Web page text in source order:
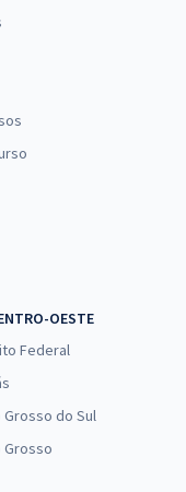
OESTE
Federal
do Sul
Grosso